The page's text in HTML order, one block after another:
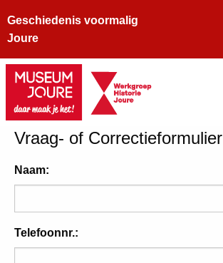
Geschiedenis voormalig
Joure
Vraag- of Correctieformulier
Naam:
Telefoonnr.: